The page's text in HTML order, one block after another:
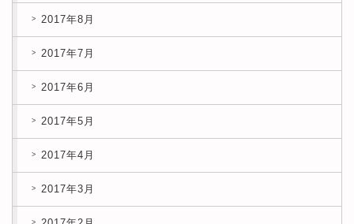
2017年8月
2017年7月
2017年6月
2017年5月
2017年4月
2017年3月